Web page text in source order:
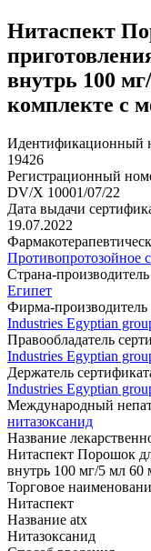
Нитаспект
внутрь 100
комплекте с
Идентификационный
19426
Регистрационный
DV/X 10001/07/22
Дата выдачи
19.07.2022
Противопротозойное
Страна-производитель
Египет
Фирма-производитель
Industries Egyptian
Правообладатель
Industries Egyptian
Держатель
Industries Egyptian
Международный
нитазоксанид
Название
Нитаспект Порошок
внутрь 100 мг/5 мл 60
Торговое
Нитаспект
Название atx
Нитазоксанид